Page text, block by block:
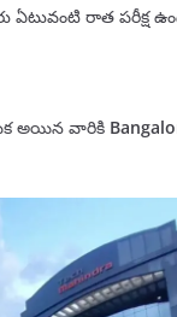
ఏటువంటి రాత పరీక్ష
అయిన వారికి